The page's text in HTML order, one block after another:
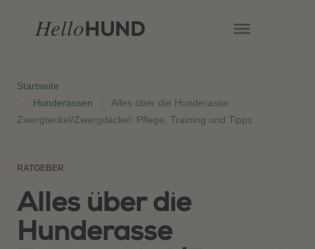
HelloHUND
Startseite
Hunderassen
Alles über die Hunderasse
Zwergteckel/Zwergdackel: Pflege, Training und Tipps
RATGEBER
Alles über die
Hunderasse